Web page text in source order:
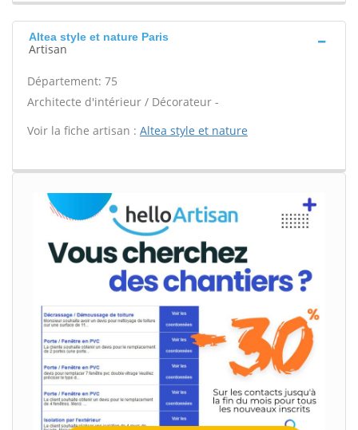
Altea style et nature Paris
Artisan
Département: 75
Architecte d'intérieur / Décorateur -
Voir la fiche artisan : Altea style et nature